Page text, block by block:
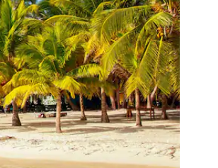
ou en appuyant dessus et en les faisant